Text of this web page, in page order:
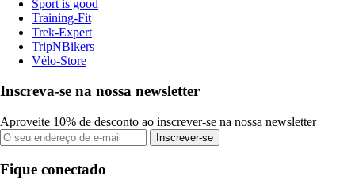
Sport is good
Training-Fit
Trek-Expert
TripNBikers
Vélo-Store
Inscreva-se na nossa newsletter
Aproveite 10% de desconto ao inscrever-se na nossa newsletter
Inscrever-se
Fique conectado